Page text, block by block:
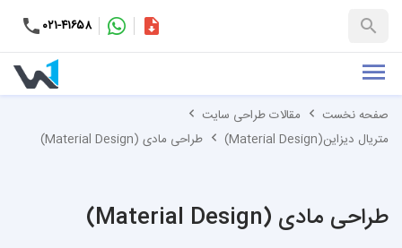
۰۲۱-۴۱۶۵۸
+۹۸-کاتالوگ
صفحه نخست
مقالات طراحی سایت
متریال دیزاین(Material Design)
طراحی مادی (Material Design)
طراحی مادی (Material Design)